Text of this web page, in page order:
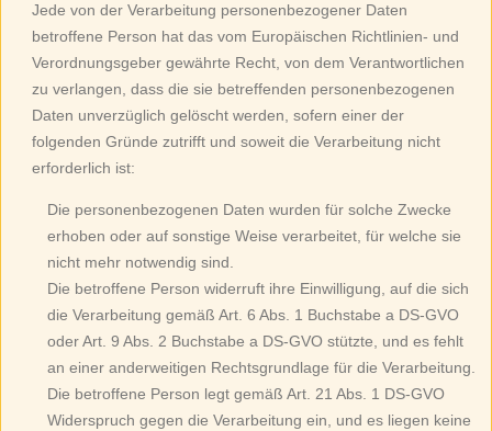
Jede von der Verarbeitung personenbezogener Daten
betroffene Person hat das vom Europäischen Richtlinien- und
Verordnungsgeber gewährte Recht, von dem Verantwortlichen
zu verlangen, dass die sie betreffenden personenbezogenen
Daten unverzüglich gelöscht werden, sofern einer der
folgenden Gründe zutrifft und soweit die Verarbeitung nicht
erforderlich ist:
Die personenbezogenen Daten wurden für solche Zwecke
erhoben oder auf sonstige Weise verarbeitet, für welche sie
nicht mehr notwendig sind.
Die betroffene Person widerruft ihre Einwilligung, auf die sich
die Verarbeitung gemäß Art. 6 Abs. 1 Buchstabe a DS-GVO
oder Art. 9 Abs. 2 Buchstabe a DS-GVO stützte, und es fehlt
an einer anderweitigen Rechtsgrundlage für die Verarbeitung.
Die betroffene Person legt gemäß Art. 21 Abs. 1 DS-GVO
Widerspruch gegen die Verarbeitung ein, und es liegen keine